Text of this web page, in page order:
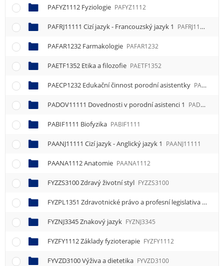
PAFYZ1112 Fyziologie PAFYZ1112
PAFRJ11111 Cizí jazyk - Francouzský jazyk 1 PAFRJ11111
PAFAR1232 Farmakologie PAFAR1232
PAETF1352 Etika a filozofie PAETF1352
PAECP1232 Edukační činnost porodní asistentky PAECP1232
PADOV11111 Dovednosti v porodní asistenci 1 PADOV11111
PABIF1111 Biofyzika PABIF1111
PAANJ11111 Cizí jazyk - Anglický jazyk 1 PAANJ11111
PAANA1112 Anatomie PAANA1112
FYZZS3100 Zdravý životní styl FYZZS3100
FYZPL1351 Zdravotnické právo a profesní legislativa
FYZNJ3345 Znakový jazyk FYZNJ3345
FYZFY1112 Základy fyzioterapie FYZFY1112
FYVZD3100 Výživa a dietetika FYVZD3100